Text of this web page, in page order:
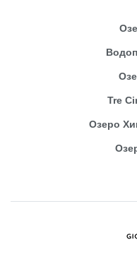
Tre
Озеро